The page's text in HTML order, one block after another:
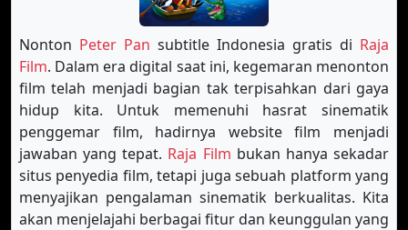
Nonton Peter Pan subtitle Indonesia gratis di Raja
Film. Dalam era digital saat ini, kegemaran menonton
film telah menjadi bagian tak terpisahkan dari gaya
hidup kita. Untuk memenuhi hasrat sinematik
penggemar film, hadirnya website film menjadi
jawaban yang tepat. Raja Film bukan hanya sekadar
situs penyedia film, tetapi juga sebuah platform yang
menyajikan pengalaman sinematik berkualitas. Kita
akan menjelajahi berbagai fitur dan keunggulan yang